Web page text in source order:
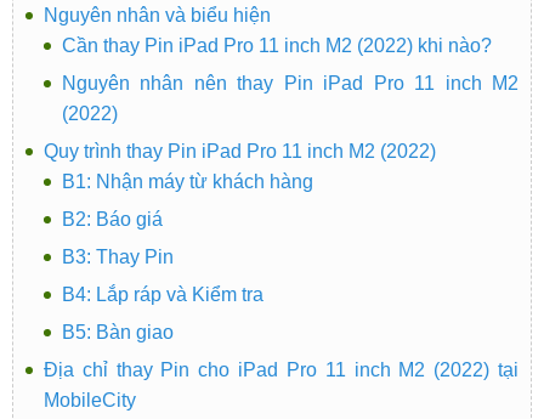
Nguyên nhân và biểu hiện
Cần thay Pin iPad Pro 11 inch M2 (2022) khi nào?
Nguyên nhân nên thay Pin iPad Pro 11 inch M2
(2022)
Quy trình thay Pin iPad Pro 11 inch M2 (2022)
B1: Nhận máy từ khách hàng
B2: Báo giá
B3: Thay Pin
B4: Lắp ráp và Kiểm tra
B5: Bàn giao
Địa chỉ thay Pin cho iPad Pro 11 inch M2 (2022) tại
MobileCity